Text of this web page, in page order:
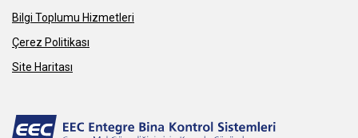
Bilgi Toplumu Hizmetleri
Çerez Politikası
Site Haritası